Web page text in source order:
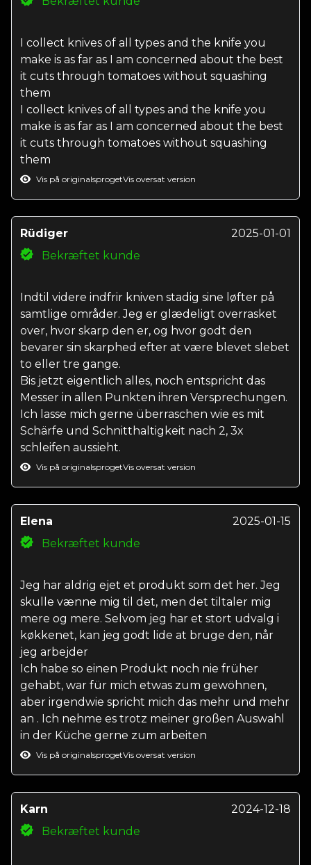
I collect knives of all types and the knife you
make is as far as I am concerned about the best
it cuts through tomatoes without squashing
them
I collect knives of all types and the knife you
make is as far as I am concerned about the best
it cuts through tomatoes without squashing
them
Vis på originalsprogetVis oversat version
Rüdiger
2025-01-01
Bekræftet kunde
Indtil videre indfrir kniven stadig sine løfter på
samtlige områder. Jeg er glædeligt overrasket
over, hvor skarp den er, og hvor godt den
bevarer sin skarphed efter at være blevet slebet
to eller tre gange.
Bis jetzt eigentlich alles, noch entspricht das
Messer in allen Punkten ihren Versprechungen.
Ich lasse mich gerne überraschen wie es mit
Schärfe und Schnitthaltigkeit nach 2, 3x
schleifen aussieht.
Vis på originalsprogetVis oversat version
Elena
2025-01-15
Bekræftet kunde
Jeg har aldrig ejet et produkt som det her. Jeg
skulle vænne mig til det, men det tiltaler mig
mere og mere. Selvom jeg har et stort udvalg i
køkkenet, kan jeg godt lide at bruge den, når
jeg arbejder
Ich habe so einen Produkt noch nie früher
gehabt, war für mich etwas zum gewöhnen,
aber irgendwie spricht mich das mehr und mehr
an . Ich nehme es trotz meiner großen Auswahl
in der Küche gerne zum arbeiten
Vis på originalsprogetVis oversat version
Karn
2024-12-18
Bekræftet kunde